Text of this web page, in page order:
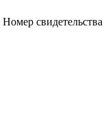
Номер свидетельства